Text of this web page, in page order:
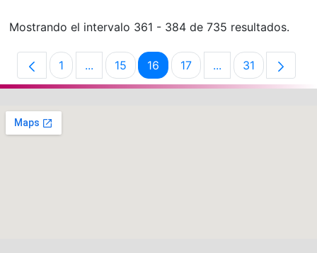
Mostrando el intervalo 361 - 384 de 735 resultados.
Página
1 ...Páginas intermedias Use TAB para
Página
15 Página
16 Página
17 ...PáginasPágina
31